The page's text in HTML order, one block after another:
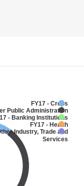
FY17 - Crops
Public Administration
- Banking Institutions
FY17 - Health
Industry, Trade and
Services